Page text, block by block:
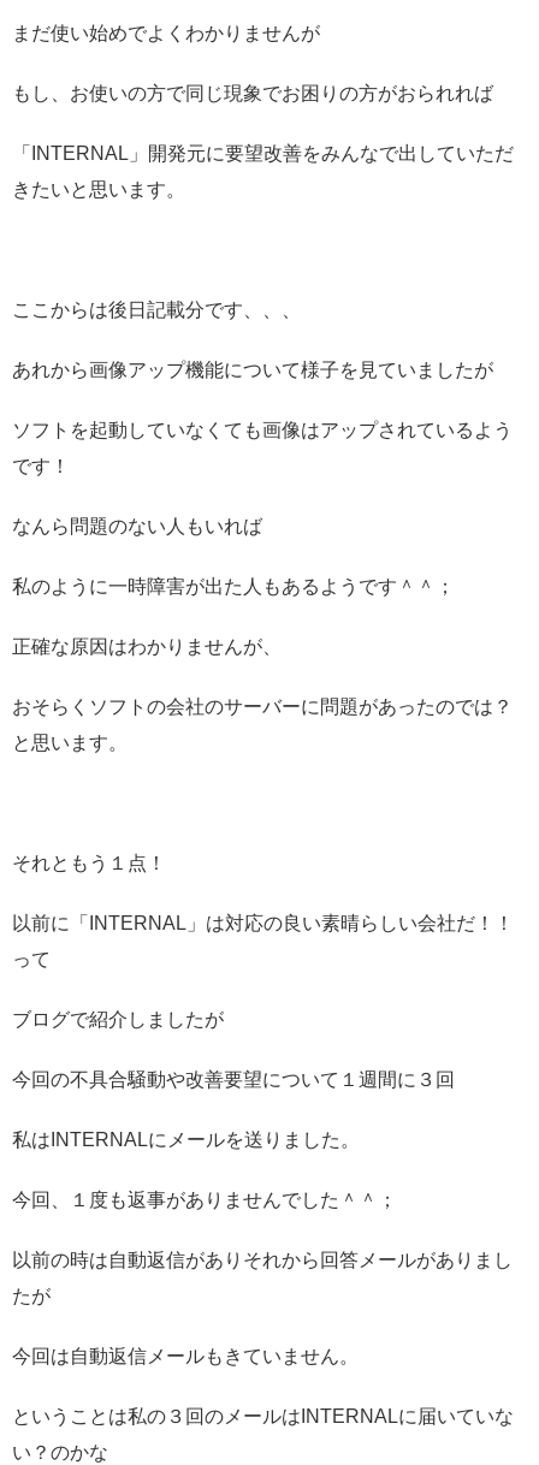
まだ使い始めでよくわかりませんが
もし、お使いの方で同じ現象でお困りの方がおられれば
「INTERNAL」開発元に要望改善をみんなで出していただ
きたいと思います。
ここからは後日記載分です、、、
あれから画像アップ機能について様子を見ていましたが
ソフトを起動していなくても画像はアップされているよう
です！
なんら問題のない人もいれば
私のように一時障害が出た人もあるようです＾＾；
正確な原因はわかりませんが、
おそらくソフトの会社のサーバーに問題があったのでは？
と思います。
それともう１点！
以前に「INTERNAL」は対応の良い素晴らしい会社だ！！
って
ブログで紹介しましたが
今回の不具合騒動や改善要望について１週間に３回
私はINTERNALにメールを送りました。
今回、１度も返事がありませんでした＾＾；
以前の時は自動返信がありそれから回答メールがありまし
たが
今回は自動返信メールもきていません。
ということは私の３回のメールはINTERNALに届いていな
い？のかな